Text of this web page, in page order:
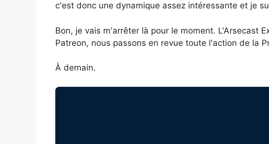
c'est donc une dynamique assez intéressante et je
Bon, je vais m'arrêter là pour le moment. L'Arsecast
Patreon, nous passons en revue toute l'action de la
À demain.